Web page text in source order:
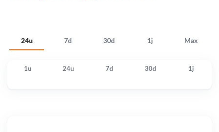
24u 7d 30d 1j Max
1u 24u 7d 30d 1j